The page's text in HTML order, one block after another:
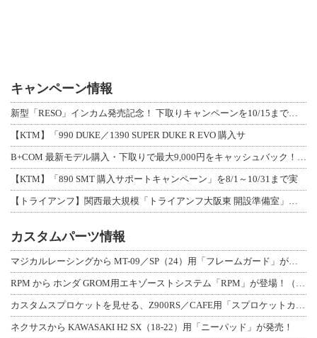
キャンペーン情報
【KTM】「990 DUKE／1390 SUPER DUKE R EVO 購入サ
【KTM】「890 SMT 購入サポートキャンペーン」を8/1～10/31まで実
カスタムパーツ情報
ネクサスから KAWASAKI H2 SX（18-22）用「ニーパッド」が発売！